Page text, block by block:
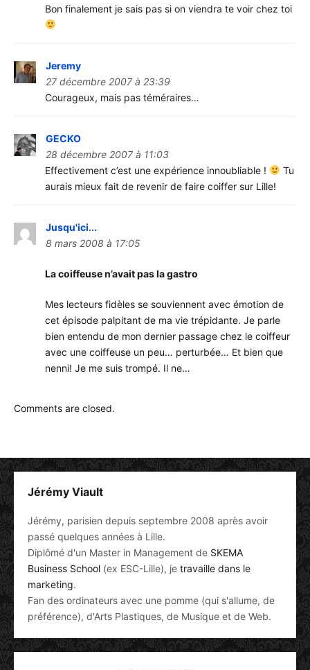
Bon finalement je sais pas si on viendra te voir chez toi
Jeremy
27 décembre 2007 à 23:39
Courageux, mais pas téméraires…
GECKO
28 décembre 2007 à 11:03
Effectivement c’est une expérience innoubliable !
Tu
aurais mieux fait de revenir de faire coiffer sur Lille!
Jusqu'ici...
8 mars 2008 à 17:05
La coiffeuse n’avait pas la gastro
Mes lecteurs fidèles se souviennent avec émotion de
cet épisode palpitant de ma vie trépidante. Je parle
bien entendu de mon dernier passage chez le coiffeur
avec une coiffeuse un peu… perturbée… Et bien que
nenni! Je me suis trompé. Il ne…
Comments are closed.
Jérémy Viault
Jérémy, parisien depuis septembre 2008 après avoir
passé quelques années à Lille.
Diplômé d'un Master in Management de SKEMA
Business School (ex ESC-Lille), je travaille dans le
marketing.
Fan des ordinateurs avec une pomme (qui s'allume, de
préférence), d'Arts Plastiques, de Musique et de Web.